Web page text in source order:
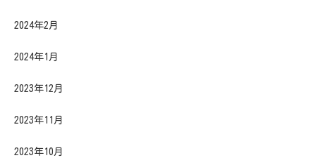
2024年2月
2024年1月
2023年12月
2023年11月
2023年10月